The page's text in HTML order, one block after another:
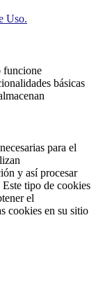
Uso.
funcione
básicas
para el
y así procesar
tipo de cookies
el
cookies en su sitio